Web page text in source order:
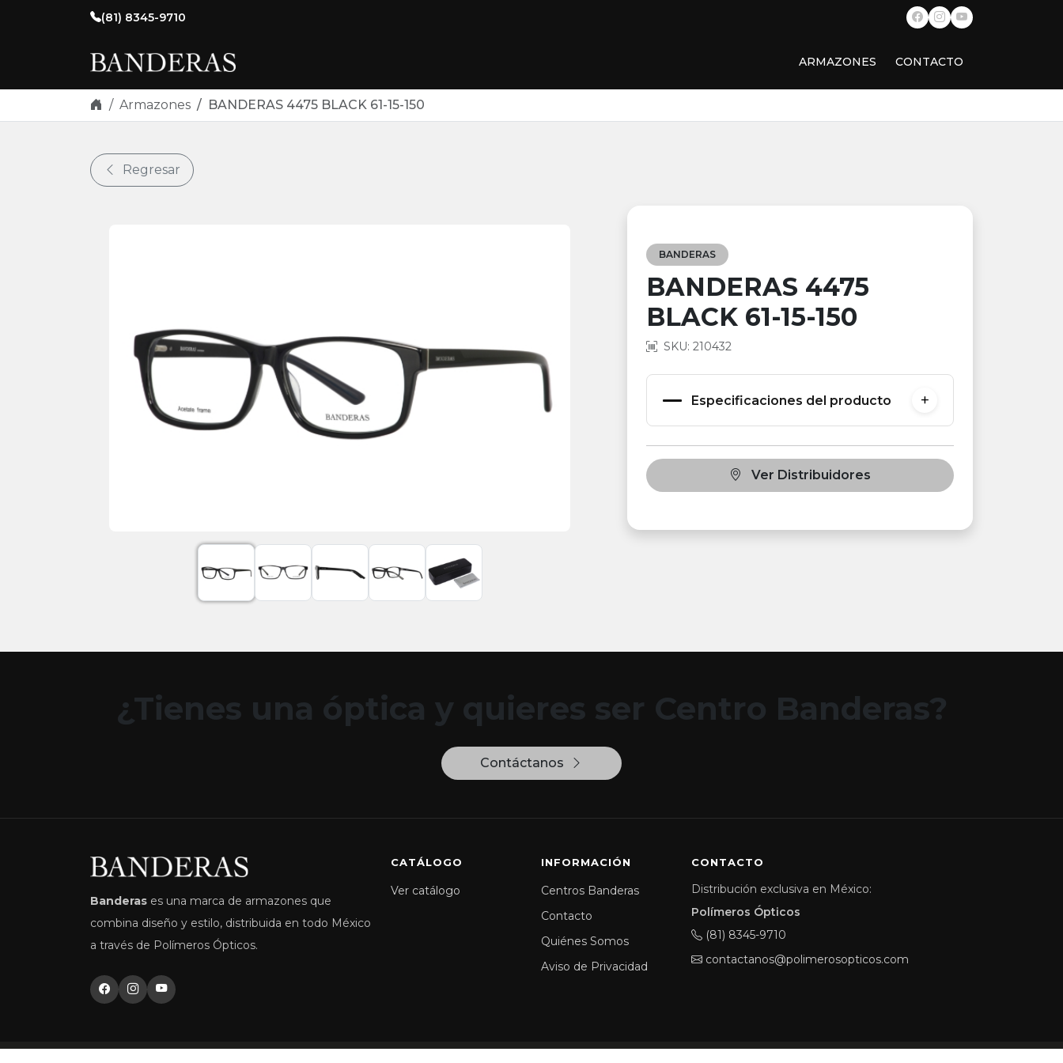
Skip navigation
(81) 8345-9710
ARMAZONES CONTACTO
Armazones BANDERAS 4475 BLACK 61-15-150
Regresar
BANDERAS
BANDERAS 4475
BLACK 61-15-150
SKU: 210432
Especificaciones del producto
Ver Distribuidores
¿Tienes una óptica y quieres ser Centro Banderas?
Contáctanos
Banderas es una marca de armazones que
combina diseño y estilo, distribuida en todo México
a través de Polímeros Ópticos.
CATÁLOGO
Ver catálogo
INFORMACIÓN
Centros Banderas
Contacto
Quiénes Somos
Aviso de Privacidad
CONTACTO
Distribución exclusiva en México:
Polímeros Ópticos
(81) 8345-9710
contactanos@polimerosopticos.com